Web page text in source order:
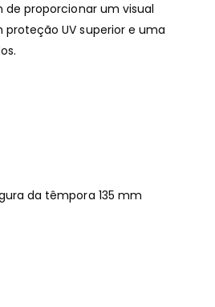
proporcionar um visual
UV superior e uma
da têmpora 135 mm